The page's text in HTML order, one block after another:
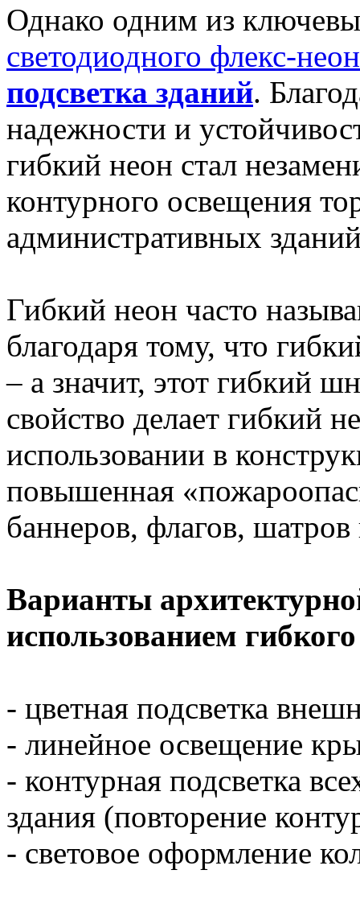
Однако одним из
светодиодного флекс-
подсветка зданий.
надежности и
гибкий неон стал
контурного освещения
административных
Гибкий неон часто
благодаря тому, что
– а значит, этот гибкий
свойство делает гибкий
использовании в
повышенная
баннеров, флагов,
Варианты
использованием
- цветная подсветка
- линейное освещение
- контурная подсветка
здания (повторение
- световое оформление